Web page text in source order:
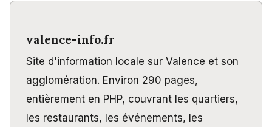
valence-info.fr
Site d'information locale sur Valence et son
agglomération. Environ 290 pages,
entièrement en PHP, couvrant les quartiers,
les restaurants, les événements, les